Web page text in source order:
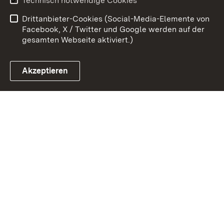
Link zum Landesportal
Barrierefreiheit
Impressum Cookies
Drittanbieter-Cookies (Social-Media-Elemente von
Facebook, X / Twitter und Google werden auf der
gesamten Webseite aktiviert.)
Akzeptieren